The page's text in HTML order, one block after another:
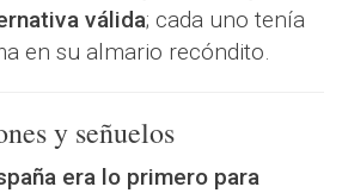
válida; cada uno tenía
en su almario recóndito.
y señuelos
era lo primero para